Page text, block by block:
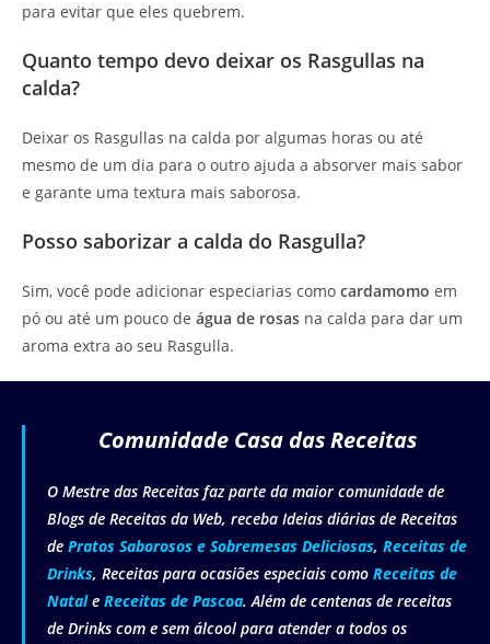
para evitar que eles quebrem.
Quanto tempo devo deixar os Rasgullas na
calda?
Deixar os Rasgullas na calda por algumas horas ou até
mesmo de um dia para o outro ajuda a absorver mais sabor
e garante uma textura mais saborosa.
Posso saborizar a calda do Rasgulla?
Sim, você pode adicionar especiarias como cardamomo em
pó ou até um pouco de água de rosas na calda para dar um
aroma extra ao seu Rasgulla.
Comunidade Casa das Receitas
O Mestre das Receitas faz parte da maior comunidade de
Blogs de Receitas da Web, receba Ideias diárias de Receitas
de Pratos Saborosos e Sobremesas Deliciosas, Receitas de
Drinks, Receitas para ocasiões especiais como Receitas de
Natale Receitas de Pascoa. Além de centenas de receitas
de Drinks com e sem álcool para atender a todos os